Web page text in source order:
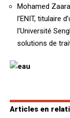
Mohamed
l’ENIT, titulaire
l’Université
solutions de
Articles en